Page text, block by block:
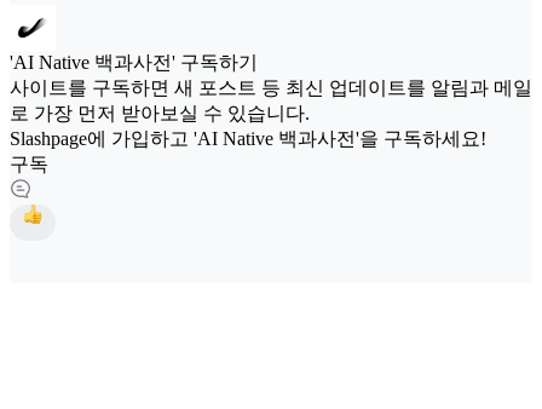
'AI Native 백과사전' 구독하기
사이트를 구독하면 새 포스트 등 최신 업데이트를 알림과 메일
로 가장 먼저 받아보실 수 있습니다.
Slashpage에 가입하고 'AI Native 백과사전'을 구독하세요!
구독